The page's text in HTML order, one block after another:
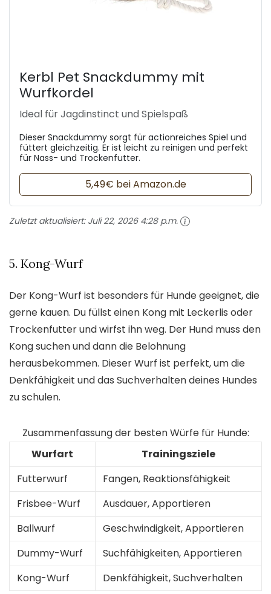
Kerbl Pet Snackdummy mit
Wurfkordel
Ideal für Jagdinstinct und Spielspaß
Dieser Snackdummy sorgt für actionreiches Spiel und
füttert gleichzeitig. Er ist leicht zu reinigen und perfekt
für Nass- und Trockenfutter.
5,49€ bei Amazon.de
Zuletzt aktualisiert: Juli 22, 2026 4:28 p.m.
5. Kong-Wurf
Der Kong-Wurf ist besonders für Hunde geeignet, die
gerne kauen. Du füllst einen Kong mit Leckerlis oder
Trockenfutter und wirfst ihn weg. Der Hund muss den
Kong suchen und dann die Belohnung
herausbekommen. Dieser Wurf ist perfekt, um die
Denkfähigkeit und das Suchverhalten deines Hundes
zu schulen.
Zusammenfassung der besten Würfe für Hunde:
Wurfart
Trainingsziele
Futterwurf
Fangen, Reaktionsfähigkeit
Frisbee-Wurf
Ausdauer, Apportieren
Ballwurf
Geschwindigkeit, Apportieren
Dummy-Wurf
Suchfähigkeiten, Apportieren
Kong-Wurf
Denkfähigkeit, Suchverhalten